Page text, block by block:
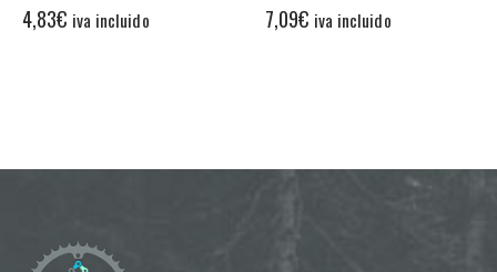
4,83€ iva incluido 7,09€ iva incluido